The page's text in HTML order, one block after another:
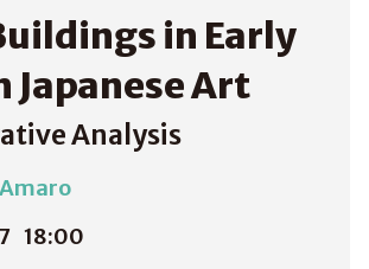
in Early
Japanese Art
Analysis
18:00